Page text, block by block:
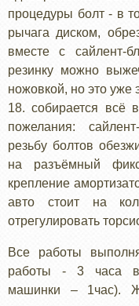
процедуры болт - в
рычага диском,
вместе с сайлент-
резинку можно
ножовкой, но это уже
18. собирается всё
пожелания:
резьбу болтов
на разъёмный
крепление
авто стоит на
отрегулировать
Все работы
работы - 3 часа в
машинки – 1час).